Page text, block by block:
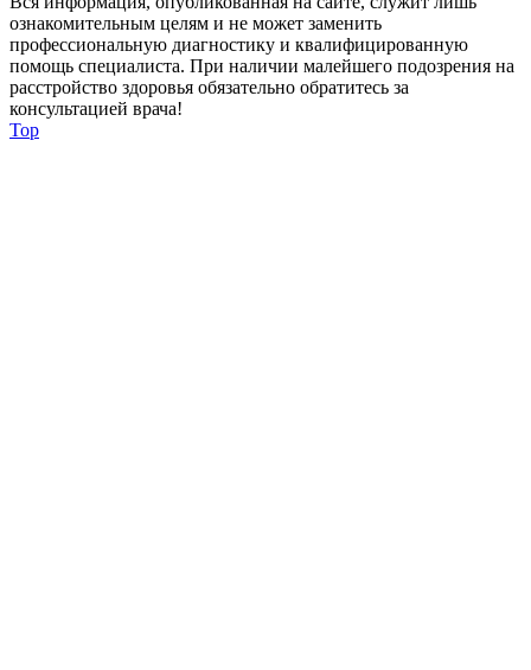
ознакомительным целям и не может заменить
профессиональную диагностику и квалифицированную
помощь специалиста. При наличии малейшего подозрения на
расстройство здоровья обязательно обратитесь за
консультацией врача!
Top